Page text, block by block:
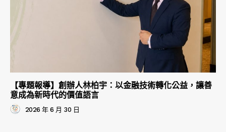
【專題報導】創辦人林柏宇：以金融技術轉化公益，讓善
意成為新時代的價值語言
2026 年 6 月 30 日